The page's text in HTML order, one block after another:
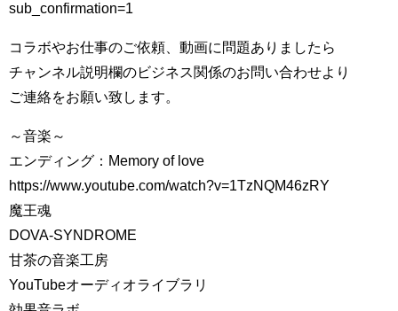
sub_confirmation=1
コラボやお仕事のご依頼、動画に問題ありましたら
チャンネル説明欄のビジネス関係のお問い合わせより
ご連絡をお願い致します。
～音楽～
エンディング：Memory of love
https://www.youtube.com/watch?v=1TzNQM46zRY
魔王魂
DOVA-SYNDROME
甘茶の音楽工房
YouTubeオーディオライブラリ